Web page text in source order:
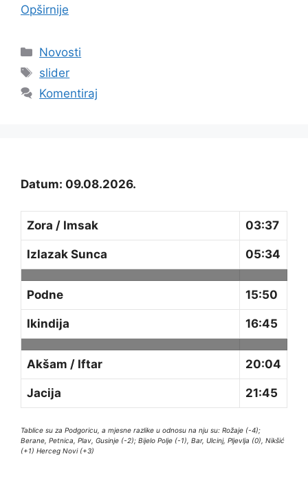
Opširnije
Kategorije
Novosti
Oznake
slider
Komentiraj
Datum: 09.08.2026.
Zora / Imsak 03:37
Izlazak Sunca 05:34
Podne 15:50
Ikindija 16:45
Akšam / Iftar 20:04
Jacija 21:45
Tablice su za Podgoricu, a mjesne razlike u odnosu na nju su: Rožaje (-4);
Berane, Petnica, Plav, Gusinje (-2); Bijelo Polje (-1), Bar, Ulcinj, Pljevlja (0), Nikšić
(+1) Herceg Novi (+3)